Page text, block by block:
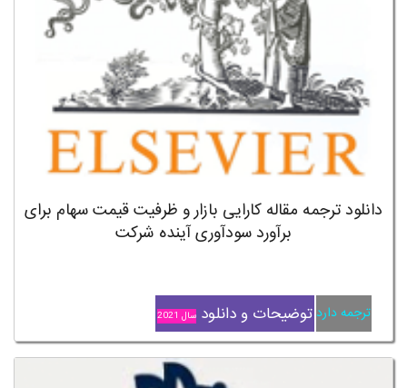
دانلود ترجمه مقاله کارایی بازار و ظرفیت قیمت سهام برای
برآورد سودآوری آینده شرکت
ترجمه دارد توضیحات و دانلود سال 2021